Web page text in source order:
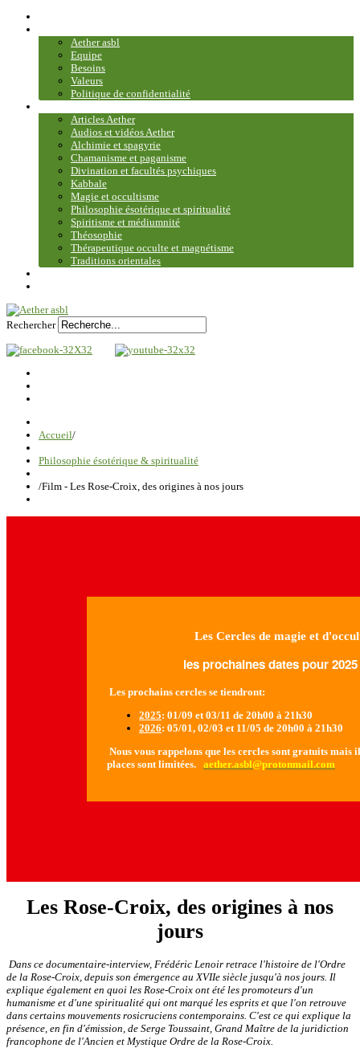
Aether asbl
Equipe
Besoins
Valeurs
Politique de confidentialité
Articles Aether
Audios et vidéos Aether
Alchimie et spagyrie
Chamanisme et paganisme
Divination et facultés psychiques
Kabbale
Magie et occultisme
Philosophie ésotérique et spiritualité
Spiritisme et médiumnité
Théosophie
Thérapeutique occulte et magnétisme
Traditions orientales
Rechercher
Accueil/
Philosophie ésotérique & spiritualité
/Film - Les Rose-Croix, des origines à nos jours
Les Cercles de magie et
les prochaines dates pour 2025
Les prochains cercles se tiendront:
2025: 01/09 et 03/11 de 20h00 à 21h30
2026: 05/01, 02/03 et 11/05 de 20h00 à 21h30
Nous vous rappelons que les cercles sont gratuits
places sont limitées. aether.asbl@protonmail.com
Les Rose-Croix, des origines à nos
jours
Dans ce documentaire-interview, Frédéric Lenoir retrace l'histoire de l'Ordre
de la Rose-Croix, depuis son émergence au XVIIe siècle jusqu'à nos jours. Il
explique également en quoi les Rose-Croix ont été les promoteurs d'un
humanisme et d'une spiritualité qui ont marqué les esprits et que l'on retrouve
dans certains mouvements rosicruciens contemporains. C'est ce qui explique la
présence, en fin d'émission, de Serge Toussaint, Grand Maître de la juridiction
francophone de l'Ancien et Mystique Ordre de la Rose-Croix.